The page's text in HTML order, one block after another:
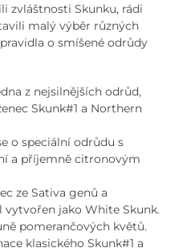
zvláštnosti Skunku, rádi
malý výběr různých
o smíšené odrůdy
z nejsilnějších odrůd,
Skunk#1 a Northern
o speciální odrůdu s
a příjemně citronovým
ze Sativa genů a
vytvořen jako White Skunk.
pomerančových květů.
klasického Skunk#1 a